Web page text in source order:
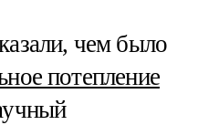
чем было
потепление